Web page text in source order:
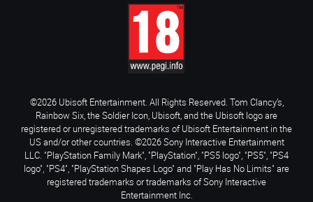
©2026 Ubisoft Entertainment. All Rights Reserved. Tom Clancy’s,
Rainbow Six, the Soldier Icon, Ubisoft, and the Ubisoft logo are
registered or unregistered trademarks of Ubisoft Entertainment in the
US and/or other countries. ©2026 Sony Interactive Entertainment
LLC. "PlayStation Family Mark", "PlayStation", "PS5 logo", "PS5", "PS4
logo", "PS4", "PlayStation Shapes Logo" and "Play Has No Limits" are
registered trademarks or trademarks of Sony Interactive
Entertainment Inc.